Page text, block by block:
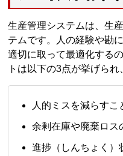
生産管理システムは、生
テムです。人の経験や勘
適切に取って最適化する
トは以下の3点が挙げられ
人的ミスを減らすこ
余剰在庫や廃棄ロス
進捗（しんちょく）